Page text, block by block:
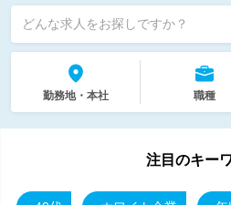
どんな求人をお探しですか？
勤務地・本社 職種
注目のキー